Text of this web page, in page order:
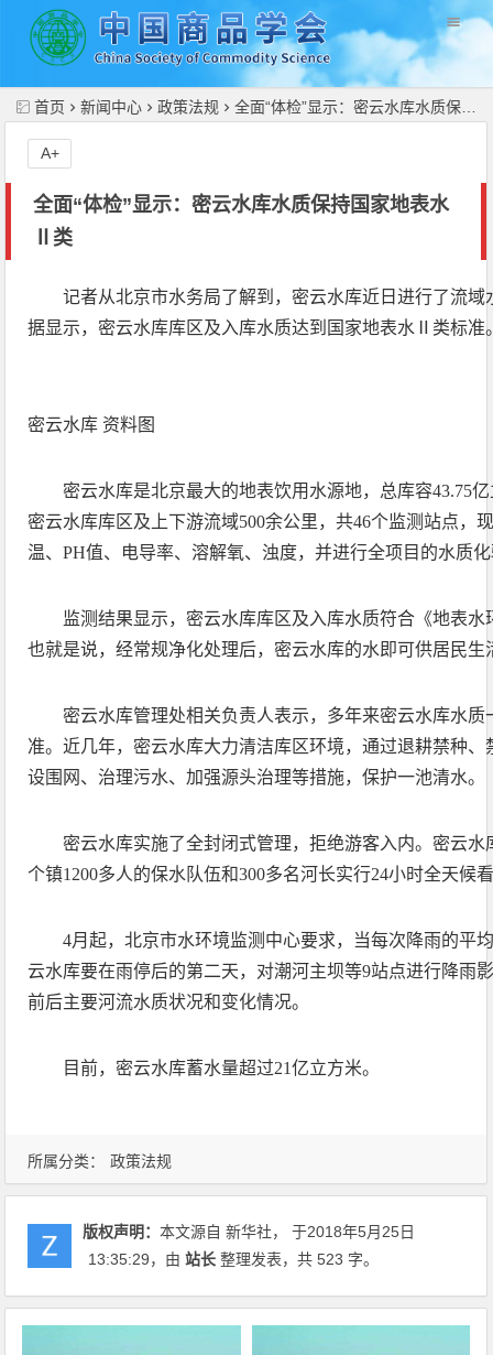
首页 新闻中心 政策法规 全面“体检”显示：密云水库水质保持国家地表水Ⅱ类
全面“体检”显示：密云水库水质保持国家地表水
Ⅱ类
A+
所属分类： 政策法规
记者从北京市水务局了解到，密云水库近日进行了流域
据显示，密云水库库区及入库水质达到国家地表水Ⅱ类标准
密云水库 资料图
密云水库是北京最大的地表饮用水源地，总库容43.75
密云水库库区及上下游流域500余公里，共46个监测站点，
温、PH值、电导率、溶解氧、浊度，并进行全项目的水质
监测结果显示，密云水库库区及入库水质符合《地表
也就是说，经常规净化处理后，密云水库的水即可供居民生
密云水库管理处相关负责人表示，多年来密云水库水
准。近几年，密云水库大力清洁库区环境，通过退耕禁种
设围网、治理污水、加强源头治理等措施，保护一池清水。
密云水库实施了全封闭式管理，拒绝游客入内。密云
个镇1200多人的保水队伍和300多名河长实行24小时全天候
4月起，北京市水环境监测中心要求，当每次降雨的平
云水库要在雨停后的第二天，对潮河主坝等9站点进行降雨
前后主要河流水质状况和变化情况。
目前，密云水库蓄水量超过21亿立方米。
版权声明：本文源自 新华社， 于2018年5月25日
13:35:29，由站长 整理发表，共 523 字。